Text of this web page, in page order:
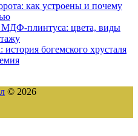
как устроены и почему
плинтуса: цвета, виды
история богемского хрусталя
© 2026